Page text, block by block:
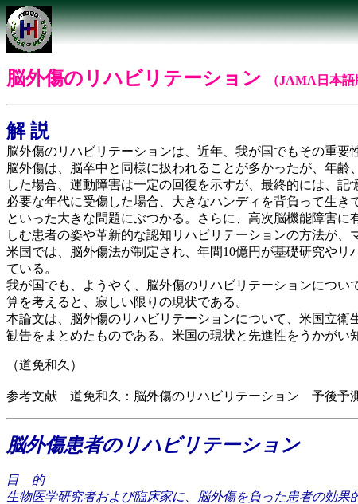
脳外傷のリハビリテーション （JAMA日本
解 説
脳外傷のリハビリテーションは、近年、我が国でもその重
脳外傷は、脳卒中と同様に扱われることが多かったが、年
した場合、運動障害は一定の回復を示すが、最終的には、
必要な年代に受傷した場合、大きなハンディを背負って生
といった大きな問題にぶつかる。さらに、高次脳機能障害
しむ患者の姿や革新的な認知リハビリテーションの方法が
米国では、脳外傷法が制定され、年間10億円が基礎研究や
ている。
我が国でも、ようやく、脳外傷のリハビリテーションにつ
算を考えると、寂しい限りの現状である。
本論文は、脳外傷のリハビリテーションについて、米国立
勧告をまとめたものである。米国の現状と先進性をうかが
（道免和久）
参考文献 道免和久：脳外傷のリハビリテーション 予後予
脳外傷患者のリハビリテーション
目 的
生物医学研究者および臨床家に、脳外傷を負った患者の効果